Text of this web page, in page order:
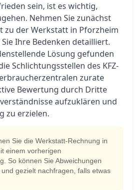
sein, ist es wichtig,
Nehmen Sie zunächst
zu der Werkstatt in Pforzheim
Ihre Bedenken detailliert.
Lösung gefunden
Schlichtungsstellen des KFZ-
zurate
Bewertung durch Dritte
aufzuklären und
zu erzielen.
Sie die Werkstatt-Rechnung in
einem vorherigen
So können Sie Abweichungen
gezielt nachfragen, falls etwas